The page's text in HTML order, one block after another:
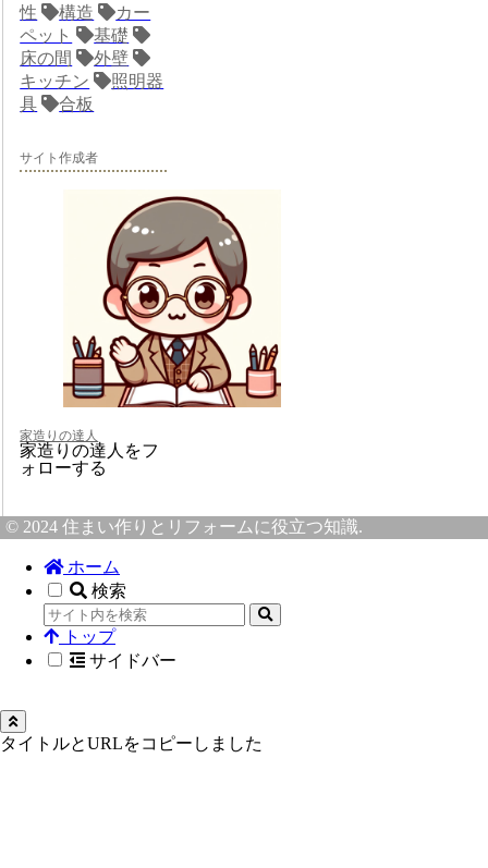
性
構造
カー
ペット
基礎
床の間
外壁
キッチン
照明器
具
合板
サイト作成者
家造りの達人
家造りの達人をフ
ォローする
© 2024 住まい作りとリフォームに役立つ知識.
ホーム
検索
トップ
サイドバー
タイトルとURLをコピーしました